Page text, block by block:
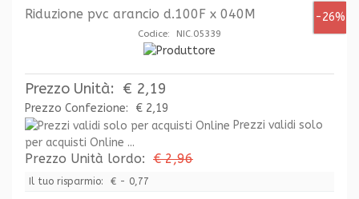
-26%
Riduzione pvc arancio d.100F x 040M
Codice: NIC.05339
Prezzo Unità: € 2,19
Prezzo Confezione:
€ 2,19
Prezzi validi solo
per acquisti Online ...
Prezzo Unità lordo: € 2,96
Il tuo risparmio: € - 0,77